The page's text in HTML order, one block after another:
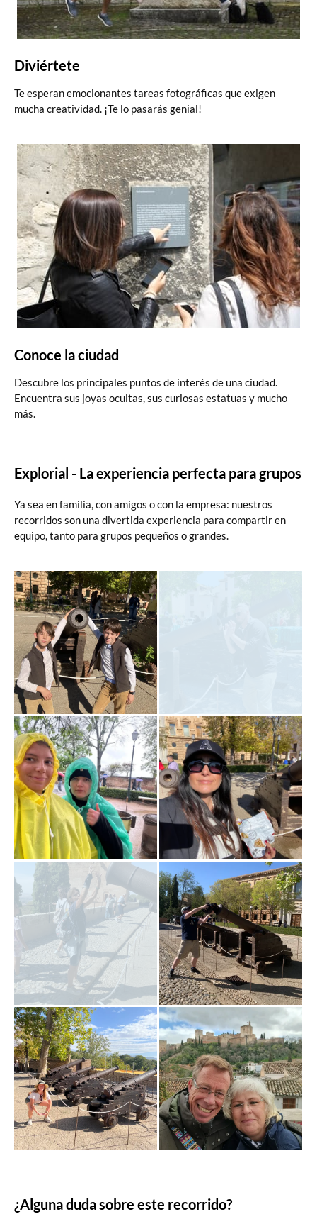
Diviértete
Te esperan emocionantes tareas fotográficas que exigen
mucha creatividad. ¡Te lo pasarás genial!
Conoce la ciudad
Descubre los principales puntos de interés de una ciudad.
Encuentra sus joyas ocultas, sus curiosas estatuas y mucho
más.
Explorial - La experiencia perfecta para grupos
Ya sea en familia, con amigos o con la empresa: nuestros
recorridos son una divertida experiencia para compartir en
equipo, tanto para grupos pequeños o grandes.
¿Alguna duda sobre este recorrido?